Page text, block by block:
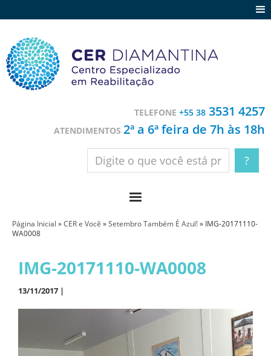
Contato
TELEFONE +55 38 3531 4257
ATENDIMENTOS 2ª a 6ª feira de 7h às 18h
Página Inicial »CER e Você »Setembro Também É Azul!» IMG-20171110-
WA0008
IMG-20171110-WA0008
13/11/2017 |